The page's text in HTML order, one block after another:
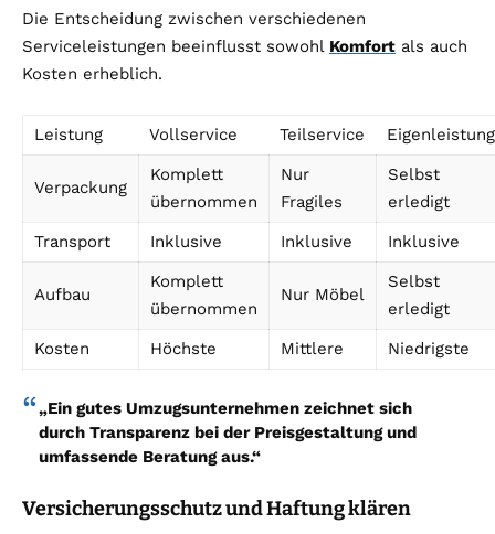
Die Entscheidung zwischen verschiedenen
Serviceleistungen beeinflusst sowohl Komfort als auch
Kosten erheblich.
Leistung Vollservice Teilservice Eigenleistung
Verpackung
Komplett
übernommen
Nur
Fragiles
Selbst
erledigt
Transport
Inklusive Inklusive Inklusive
Aufbau
Komplett
übernommen
Nur Möbel
Selbst
erledigt
Kosten
Höchste Mittlere Niedrigste
„Ein gutes Umzugsunternehmen zeichnet sich
durch Transparenz bei der Preisgestaltung und
umfassende Beratung aus.“
Versicherungsschutz und Haftung klären